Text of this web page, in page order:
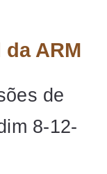
ARM
de
8-12-